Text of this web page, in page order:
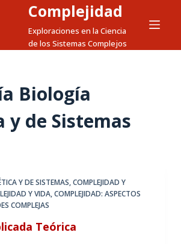
Complejidad
Exploraciones en la Ciencia
de los Sistemas Complejos
Biología
y de Sistemas
Y DE SISTEMAS,COMPLEJIDAD Y
Y VIDA,COMPLEJIDAD: ASPECTOS
COMPLEJAS
Teórica